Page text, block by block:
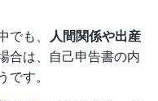
も、
人間関係や出産
合は、自己申告書の内
す。